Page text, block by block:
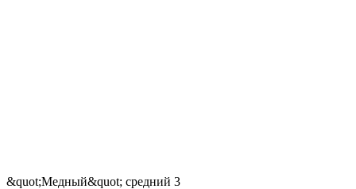
&quot;Медный&quot; средний 3